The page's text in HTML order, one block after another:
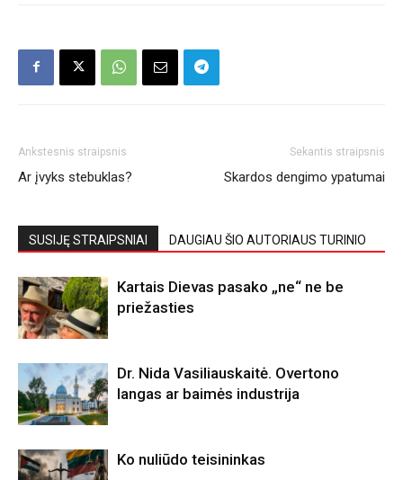
Ankstesnis straipsnis
Ar įvyks stebuklas?
Sekantis straipsnis
Skardos dengimo ypatumai
SUSIJĘ STRAIPSNIAI DAUGIAU ŠIO AUTORIAUS TURINIO
Kartais Dievas pasako „ne“ ne be
priežasties
Dr. Nida Vasiliauskaitė. Overtono
langas ar baimės industrija
Ko nuliūdo teisininkas